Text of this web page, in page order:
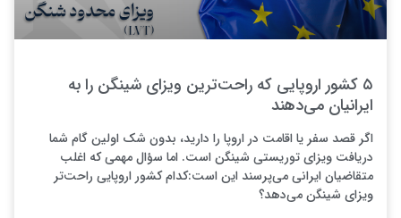
۵ کشور اروپایی که راحت‌ترین ویزای شینگن را به
ایرانیان می‌دهند
اگر قصد سفر یا اقامت در اروپا را دارید، بدون شک اولین گام شما
دریافت ویزای توریستی شینگن است. اما سؤال مهمی که اغلب
متقاضیان ایرانی می‌پرسند این است:کدام کشور اروپایی راحت‌تر
ویزای شینگن می‌دهد؟